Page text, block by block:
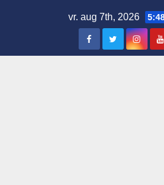
vr. aug 7th, 2026